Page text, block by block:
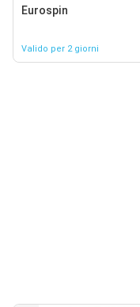
Eurospin
Valido per 2 giorni